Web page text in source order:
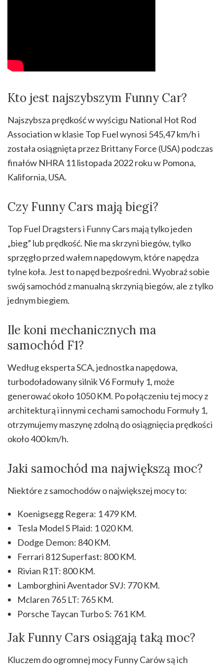
Kto jest najszybszym Funny Car?
Najszybsza prędkość w wyścigu National Hot Rod
Association w klasie Top Fuel wynosi 545,47 km/h i
została osiągnięta przez Brittany Force (USA) podczas
finałów NHRA 11 listopada 2022 roku w Pomona,
Kalifornia, USA.
Czy Funny Cars mają biegi?
Top Fuel Dragsters i Funny Cars mają tylko jeden
„bieg” lub prędkość. Nie ma skrzyni biegów, tylko
sprzęgło przed wałem napędowym, które napędza
tylne koła. Jest to napęd bezpośredni. Wyobraź sobie
swój samochód z manualną skrzynią biegów, ale z tylko
jednym biegiem.
Ile koni mechanicznych ma
samochód F1?
Według eksperta SCA, jednostka napędowa,
turbodoładowany silnik V6 Formuły 1, może
generować około 1050 KM. Po połączeniu tej mocy z
architekturą i innymi cechami samochodu Formuły 1,
otrzymujemy maszynę zdolną do osiągnięcia prędkości
około 400 km/h.
Jaki samochód ma największą moc?
Niektóre z samochodów o największej mocy to:
Koenigsegg Regera: 1 479 KM.
Tesla Model S Plaid: 1 020 KM.
Dodge Demon: 840 KM.
Ferrari 812 Superfast: 800 KM.
Rivian R1T: 800 KM.
Lamborghini Aventador SVJ: 770 KM.
Mclaren 765 LT: 765 KM.
Porsche Taycan Turbo S: 761 KM.
Jak Funny Cars osiągają taką moc?
Kluczem do ogromnej mocy Funny Carów są ich